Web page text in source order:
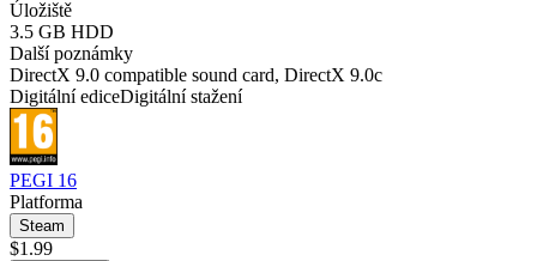
Úložiště
3.5 GB HDD
Další poznámky
DirectX 9.0 compatible sound card, DirectX 9.0c
Digitální ediceDigitální stažení
PEGI 16
Platforma
Steam
$1.99